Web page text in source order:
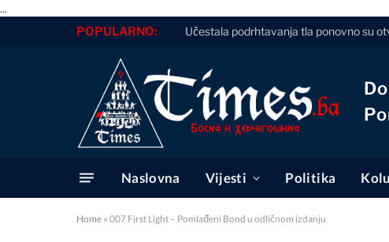
...
POPULARNO: Učestala podrhtavanja tla ponovno su
Naslovna Vijesti Politika
Home » 007 First Light – Pomlađeni Bond u odličnom izdanju